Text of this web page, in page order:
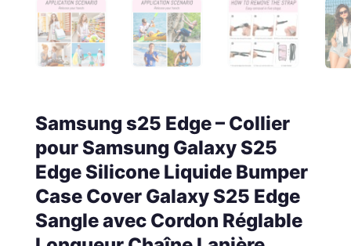
Samsung s25 Edge – Collier
pour Samsung Galaxy S25
Edge Silicone Liquide Bumper
Case Cover Galaxy S25 Edge
Sangle avec Cordon Réglable